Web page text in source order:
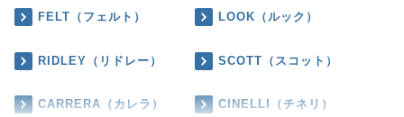
FELT（フェルト） LOOK（ルック）
RIDLEY（リドレー） SCOTT（スコット）
CARRERA（カレラ） CINELLI（チネリ）